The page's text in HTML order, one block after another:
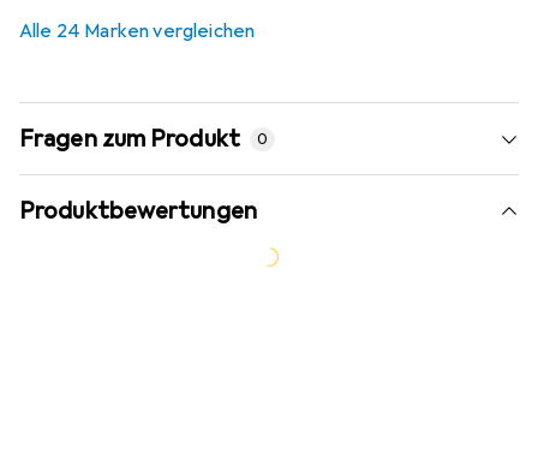
Alle 24 Marken vergleichen
Fragen zum Produkt 0
Produktbewertungen